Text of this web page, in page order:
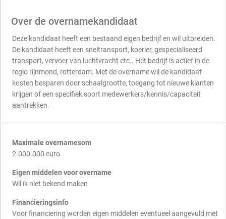
Over de overnamekandidaat
Deze kandidaat heeft een bestaand eigen bedrijf en wil uitbreiden.
De kandidaat heeft een sneltransport, koerier, gespecialiseerd
transport, vervoer van luchtvracht etc.. Het bedrijf is actief in de
regio rijnmond, rotterdam. Met de overname wil de kandidaat
kosten besparen door schaalgrootte, toegang tot nieuwe klanten
krijgen of een specifiek soort medewerkers/kennis/capaciteit
aantrekken.
Maximale overnamesom
2.000.000 euro
Eigen middelen voor overname
Wil ik niet bekend maken
Financieringsinfo
Voor financiering worden eigen middelen eventueel aangevuld met